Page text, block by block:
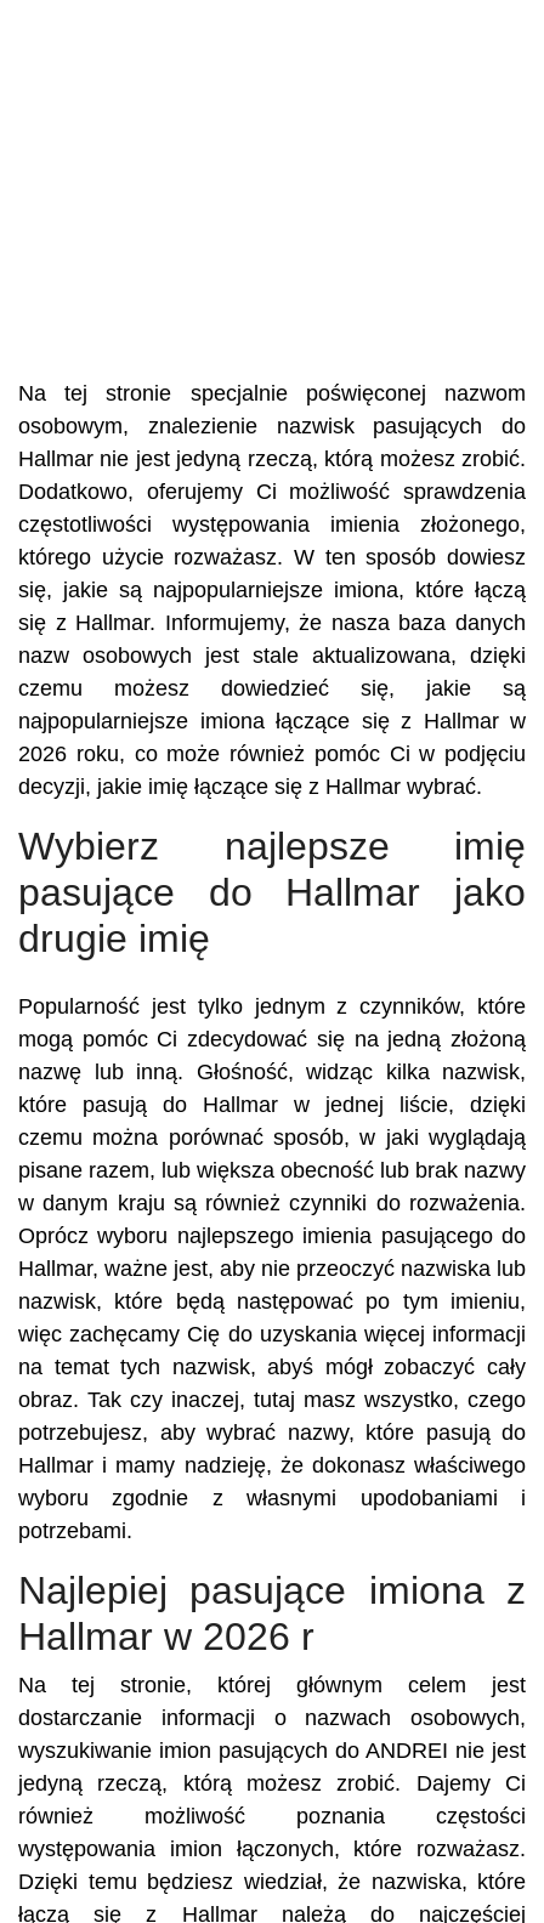
Na tej stronie specjalnie poświęconej nazwom
osobowym, znalezienie nazwisk pasujących do
Hallmar nie jest jedyną rzeczą, którą możesz zrobić.
Dodatkowo, oferujemy Ci możliwość sprawdzenia
częstotliwości występowania imienia złożonego,
którego użycie rozważasz. W ten sposób dowiesz
się, jakie są najpopularniejsze imiona, które łączą
się z Hallmar. Informujemy, że nasza baza danych
nazw osobowych jest stale aktualizowana, dzięki
czemu możesz dowiedzieć się, jakie są
najpopularniejsze imiona łączące się z Hallmar w
2026 roku, co może również pomóc Ci w podjęciu
decyzji, jakie imię łączące się z Hallmar wybrać.
Wybierz najlepsze imię
pasujące do Hallmar jako
drugie imię
Popularność jest tylko jednym z czynników, które
mogą pomóc Ci zdecydować się na jedną złożoną
nazwę lub inną. Głośność, widząc kilka nazwisk,
które pasują do Hallmar w jednej liście, dzięki
czemu można porównać sposób, w jaki wyglądają
pisane razem, lub większa obecność lub brak nazwy
w danym kraju są również czynniki do rozważenia.
Oprócz wyboru najlepszego imienia pasującego do
Hallmar, ważne jest, aby nie przeoczyć nazwiska lub
nazwisk, które będą następować po tym imieniu,
więc zachęcamy Cię do uzyskania więcej informacji
na temat tych nazwisk, abyś mógł zobaczyć cały
obraz. Tak czy inaczej, tutaj masz wszystko, czego
potrzebujesz, aby wybrać nazwy, które pasują do
Hallmar i mamy nadzieję, że dokonasz właściwego
wyboru zgodnie z własnymi upodobaniami i
potrzebami.
Najlepiej pasujące imiona z
Hallmar w 2026 r
Na tej stronie, której głównym celem jest
dostarczanie informacji o nazwach osobowych,
wyszukiwanie imion pasujących do ANDREI nie jest
jedyną rzeczą, którą możesz zrobić. Dajemy Ci
również możliwość poznania częstości
występowania imion łączonych, które rozważasz.
Dzięki temu będziesz wiedział, że nazwiska, które
łączą się z Hallmar należą do najczęściej